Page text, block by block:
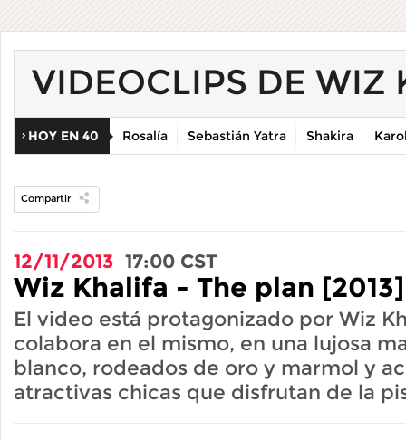
VIDEOCLIPS DE WIZ
HOY EN 40 Rosalía Sebastián Yatra Shakira
Compartir
12/11/2013 17:00 CST
Wiz Khalifa - The plan [2013]
El video está protagonizado por Wiz
colabora en el mismo, en una lujosa
blanco, rodeados de oro y marmol y
atractivas chicas que disfrutan de la